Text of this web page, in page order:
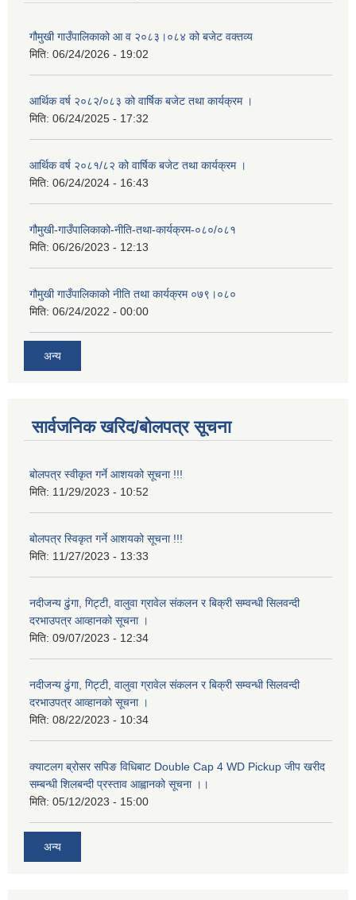
गौमुखी गाउँपालिकाको आ व २०८३।०८४ को बजेट वक्तव्य
मिति: 06/24/2026 - 19:02
आर्थिक वर्ष २०८२/०८३ को वार्षिक बजेट तथा कार्यक्रम ।
मिति: 06/24/2025 - 17:32
आर्थिक वर्ष २०८१/८२ को वार्षिक बजेट तथा कार्यक्रम ।
मिति: 06/24/2024 - 16:43
गौमुखी-गाउँपालिकाको-नीति-तथा-कार्यक्रम-०८०/०८१
मिति: 06/26/2023 - 12:13
गौमुखी गाउँपालिकाको नीति तथा कार्यक्रम ०७९।०८०
मिति: 06/24/2022 - 00:00
अन्य
सार्वजनिक खरिद/बोलपत्र सूचना
बोलपत्र स्वीकृत गर्ने आशयको सूचना !!!
मिति: 11/29/2023 - 10:52
बोलपत्र स्विकृत गर्ने आशयको सूचना !!!
मिति: 11/27/2023 - 13:33
नदीजन्य ढुंगा, गिट्टी, वालुवा ग्रावेल संकलन र बिक्री सम्वन्धी सिलवन्दी
दरभाउपत्र आव्हानको सूचना ।
मिति: 09/07/2023 - 12:34
नदीजन्य ढुंगा, गिट्टी, वालुवा ग्रावेल संकलन र बिक्री सम्वन्धी सिलवन्दी
दरभाउपत्र आव्हानको सूचना ।
मिति: 08/22/2023 - 10:34
क्याटलग ब्रोसर सपिङ विधिबाट Double Cap 4 WD Pickup जीप खरीद
सम्बन्धी शिलबन्दी प्रस्ताव आह्वानको सूचना ।।
मिति: 05/12/2023 - 15:00
अन्य